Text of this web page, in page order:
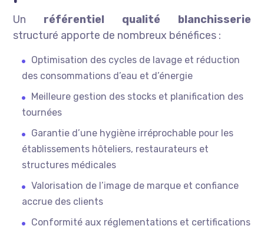
Un référentiel qualité blanchisserie
structuré apporte de nombreux bénéfices :
Optimisation des cycles de lavage et réduction
des consommations d’eau et d’énergie
Meilleure gestion des stocks et planification des
tournées
Garantie d’une hygiène irréprochable pour les
établissements hôteliers, restaurateurs et
structures médicales
Valorisation de l’image de marque et confiance
accrue des clients
Conformité aux réglementations et certifications